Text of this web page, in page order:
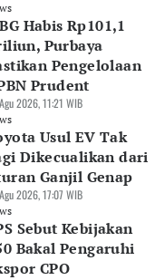
Habis Rp101,1
Purbaya
Pengelolaan
Prudent
2026, 11:21 WIB
Usul EV Tak
Dikecualikan dari
Ganjil Genap
2026, 17:07 WIB
Sebut Kebijakan
Bakal Pengaruhi
CPO